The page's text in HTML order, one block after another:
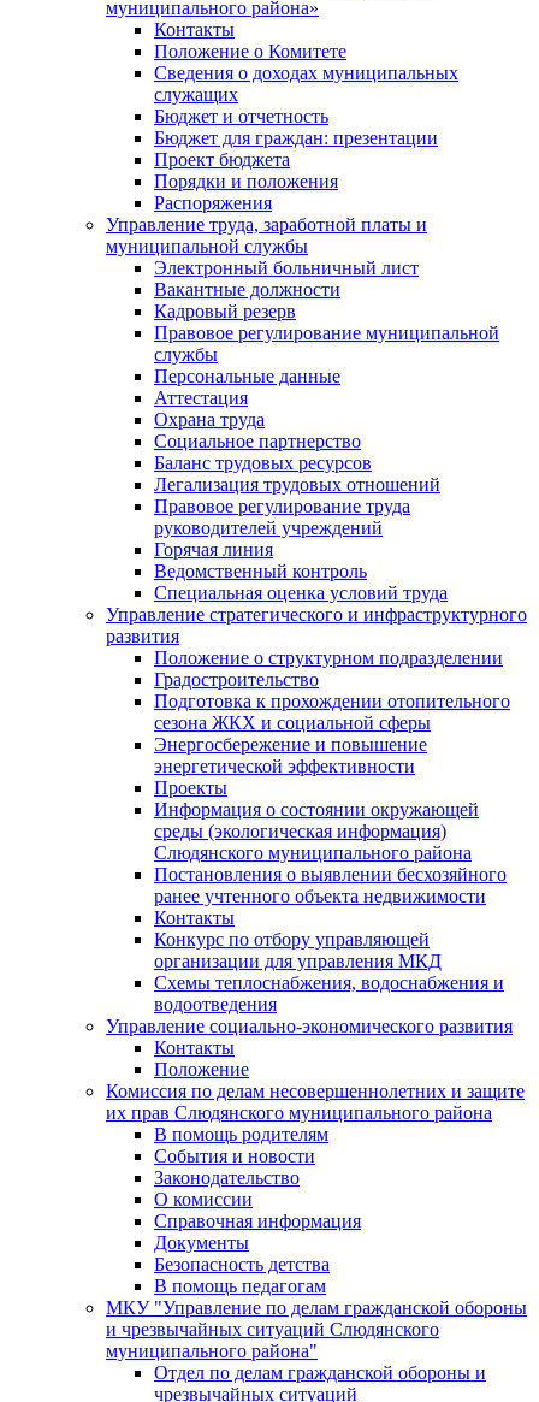
муниципального района»
Контакты
Положение о Комитете
Сведения о доходах муниципальных
служащих
Бюджет и отчетность
Бюджет для граждан: презентации
Проект бюджета
Порядки и положения
Распоряжения
Управление труда, заработной платы и
муниципальной службы
Электронный больничный лист
Вакантные должности
Кадровый резерв
Правовое регулирование муниципальной
службы
Персональные данные
Аттестация
Охрана труда
Социальное партнерство
Баланс трудовых ресурсов
Легализация трудовых отношений
Правовое регулирование труда
руководителей учреждений
Горячая линия
Ведомственный контроль
Специальная оценка условий труда
Управление стратегического и инфраструктурного
развития
Положение о структурном подразделении
Градостроительство
Подготовка к прохождении отопительного
сезона ЖКХ и социальной сферы
Энергосбережение и повышение
энергетической эффективности
Проекты
Информация о состоянии окружающей
среды (экологическая информация)
Слюдянского муниципального района
Постановления о выявлении бесхозяйного
ранее учтенного объекта недвижимости
Контакты
Конкурс по отбору управляющей
организации для управления МКД
Схемы теплоснабжения, водоснабжения и
водоотведения
Управление социально-экономического развития
Контакты
Положение
Комиссия по делам несовершеннолетних и защите
их прав Слюдянского муниципального района
В помощь родителям
События и новости
Законодательство
О комиссии
Справочная информация
Документы
Безопасность детства
В помощь педагогам
МКУ "Управление по делам гражданской обороны
и чрезвычайных ситуаций Слюдянского
муниципального района"
Отдел по делам гражданской обороны и
чрезвычайных ситуаций